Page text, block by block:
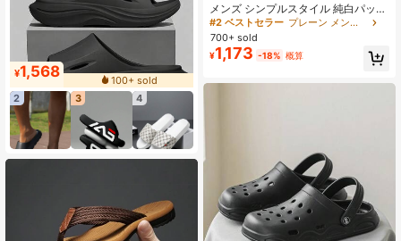
¥1,568
100+ sold
2
3 4
メンズ シンプルスタイル 純白パッチ
ワーク レースアップ スケートシュー
ズ、秋冬、スモールホワイトシュー
ズ、ファッショナブルで多用途なカ
ジュアル通勤ウォーキングカップル
スニーカー、オールシーズン、日常
着用
#2 ベストセラー
プレーン メンズスニーカー
700+ sold
¥1,173 -18% 概算